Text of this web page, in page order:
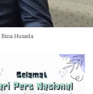
Bina Husada